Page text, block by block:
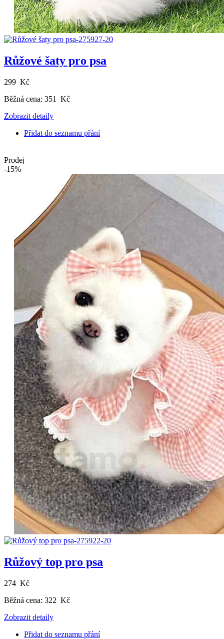
Růžové šaty pro psa
299 Kč
Běžná cena: 351 Kč
Zobrazit detaily
Přidat do seznamu přání
Prodej
-15%
Růžový top pro psa
274 Kč
Běžná cena: 322 Kč
Zobrazit detaily
Přidat do seznamu přání